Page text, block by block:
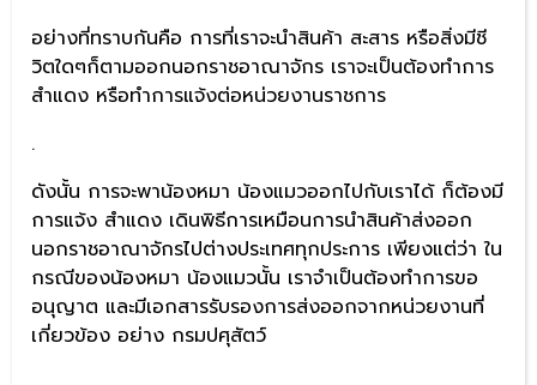
อย่างที่ทราบกันคือ การที่เราจะนำสินค้า สะสาร หรือสิ่งมีชี
วิตใดๆก็ตามออกนอกราชอาณาจักร เราจะเป็นต้องทำการ
สำแดง หรือทำการแจ้งต่อหน่วยงานราชการ
.
ดังนั้น การจะพาน้องหมา น้องแมวออกไปกับเราได้ ก็ต้องมี
การแจ้ง สำแดง เดินพิธีการเหมือนการนำสินค้าส่งออก
นอกราชอาณาจักรไปต่างประเทศทุกประการ เพียงแต่ว่า ใน
กรณีของน้องหมา น้องแมวนั้น เราจำเป็นต้องทำการขอ
อนุญาต และมีเอกสารรับรองการส่งออกจากหน่วยงานที่
เกี่ยวข้อง อย่าง กรมปศุสัตว์